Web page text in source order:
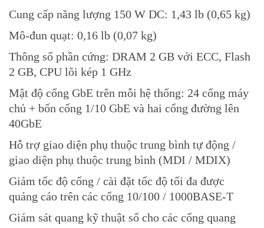
Cung cấp năng lượng 150 W DC: 1,43 lb (0,65 kg)
Mô-đun quạt: 0,16 lb (0,07 kg)
Thông số phần cứng: DRAM 2 GB với ECC, Flash
2 GB, CPU lõi kép 1 GHz
Mật độ cổng GbE trên mỗi hệ thống: 24 cổng máy
chủ + bốn cổng 1/10 GbE và hai cổng đường lên
40GbE
Hỗ trợ giao diện phụ thuộc trung bình tự động /
giao diện phụ thuộc trung bình (MDI / MDIX)
Giảm tốc độ cổng / cài đặt tốc độ tối đa được
quảng cáo trên các cổng 10/100 / 1000BASE-T
Giám sát quang kỹ thuật số cho các cổng quang